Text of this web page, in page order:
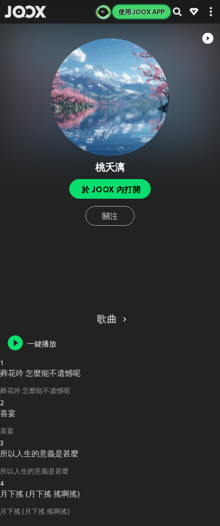
使用 JOOX APP
桃夭漓
於 JOOX 內打開
關注
歌曲
一鍵播放
1
葬花吟 怎麼能不遺憾呢
葬花吟 怎麼能不遺憾呢
2
喜宴
喜宴
3
所以人生的意義是甚麼
所以人生的意義是甚麼
4
月下搖 (月下搖 搖啊搖)
月下搖 (月下搖 搖啊搖)